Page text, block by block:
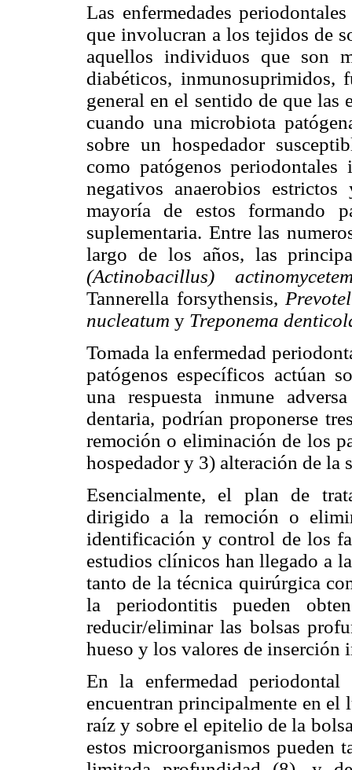
Las enfermedades
que involucran a los tejidos de
aquellos individuos que son
diabéticos, inmunosuprimidos,
general en el sentido de que las
cuando una microbiota
sobre un hospedador
como patógenos
negativos anaerobios
mayoría de estos formando
suplementaria. Entre las
largo de los años, las
(Actinobacillus)
Tannerella forsythensis,
nucleatum y Treponema
Tomada la enfermedad
patógenos específicos actúan
una respuesta inmune
dentaria, podrían proponerse
remoción o eliminación de los
hospedador y 3) alteración de la
Esencialmente, el plan de
dirigido a la remoción o
identificación y control de los
estudios clínicos han llegado a
tanto de la técnica quirúrgica
la periodontitis pueden
reducir/eliminar las bolsas
hueso y los valores de inserción
En la enfermedad periodontal
encuentran principalmente en el
raíz y sobre el epitelio de la
estos microorganismos pueden